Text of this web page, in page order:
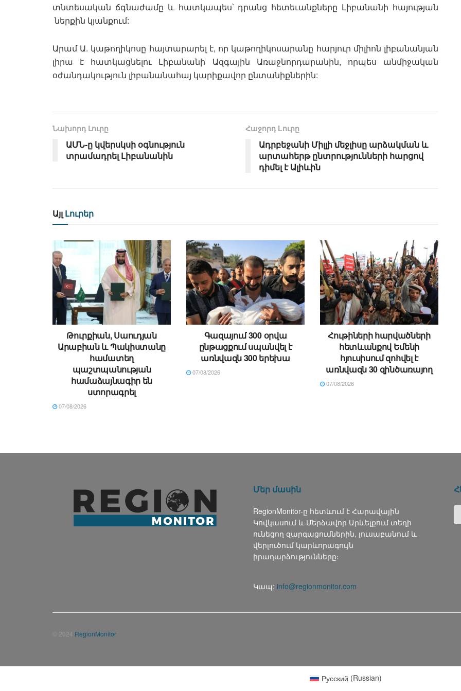
տնտեսական ճգնաժամը և հատկապես՝ դրանց հետեւանքները Լիբանանի հայության
ներքին կյանքում:
Արամ Ա. կաթողիկոսը հայտարարել է, որ կաթողիկոսարանը հարյուր միլիոն լիբանանյան
լիրա է հատկացնելու Լիբանանի Ազգային Առաջնորդարանին, որպես անմիջական
օժանդակություն լիբանանահայ կարիքավոր ընտանիքներին:
Նախորդ Լուրը
ԱՄՆ-ը կվերսկսի օգնություն
տրամադրել Լիբանանին
Հաջորդ Lուրը
Ադրբեջանի Միլլի մեջլիսը արձակման և
արտահերթ ընտրությունների հարցով
դիմել է Ալիևին
Այլ Լուրեր
Թուրքիան, Սաուդյան
Արաբիան և Պակիստանը
համատեղ
պաշտպանության
համաձայնագիր են
ստորագրել
07/08/2026
Գազայում 300 օրվա
ընթացքում սպանվել է
առնվազն 300 երեխա
07/08/2026
Հութիների հարվածների
հետևանքով Եմենի
հյուսիսում զոհվել է
առնվազն 30 զինծառայող
07/08/2026
Մեր մասին
RegionMonitor-ը հետևում է Հարավային
Կովկասում և Մերձավոր Արևելքում տեղի
ունեցող զարգացումներին, լուսաբանում և
վերլուծում կարևորագույն
իրադարձությունները։
Կապ: info@regionmonitor.com
© 2024 RegionMonitor
Русский (Russian)